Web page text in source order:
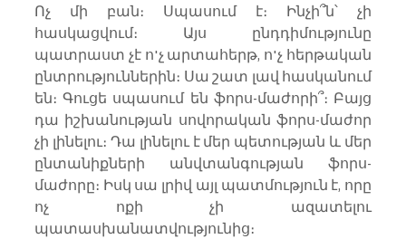
Ոչ մի բան։ Սպասում է։ Ինչի՞ն՝ չի
հասկացվում։ Այս ընդդիմությունը
պատրաստ չէ ո'չ արտահերթ, ո'չ հերթական
ընտրություններին։ Սա շատ լավ հասկանում
են։ Գուցե սպասում են ֆորս-մաժորի՞։ Բայց
դա իշխանության սովորական ֆորս-մաժոր
չի լինելու։ Դա լինելու է մեր պետության և մեր
ընտանիքների անվտանգության ֆորս-
մաժորը։ Իսկ սա լրիվ այլ պատմություն է, որը
ոչ ոքի չի ազատելու
պատասխանատվությունից։